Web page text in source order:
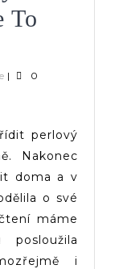
To
Verča
|
0
perlový
Nakonec
doma a v
o své
máme
i